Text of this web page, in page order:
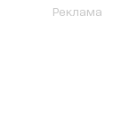
Реклама